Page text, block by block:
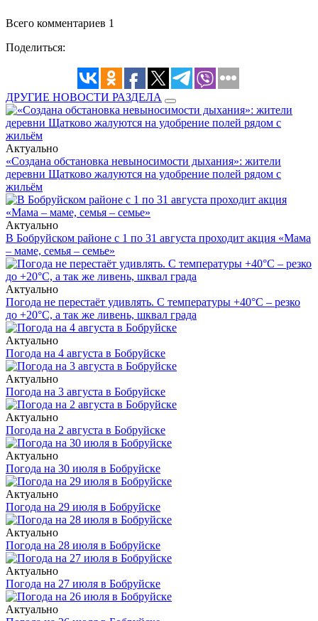
Всего комментариев 1
Поделиться:
ДРУГИЕ НОВОСТИ РАЗДЕЛА
Актуально
«Создана обстановка невыносимости дыхания»: жители
деревни Щатково жалуются на удобрение полей рядом с
жильём
Актуально
В Бобруйском районе с 1 по 31 августа проходит акция «Мама
– маме, семья – семье»
Актуально
Погода не перестаёт удивлять. С температуры +40°С – резко
до +20°С, а так же ливень, шквал града
Актуально
Погода на 4 августа в Бобруйске
Актуально
Погода на 3 августа в Бобруйске
Актуально
Погода на 2 августа в Бобруйске
Актуально
Погода на 30 июля в Бобруйске
Актуально
Погода на 29 июля в Бобруйске
Актуально
Погода на 28 июля в Бобруйске
Актуально
Погода на 27 июля в Бобруйске
Актуально